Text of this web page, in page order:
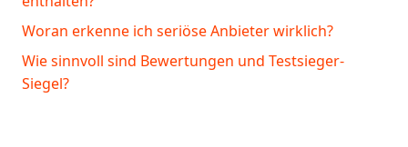
Woran erkenne ich seriöse Anbieter wirklich?
Wie sinnvoll sind Bewertungen und Testsieger-
Siegel?